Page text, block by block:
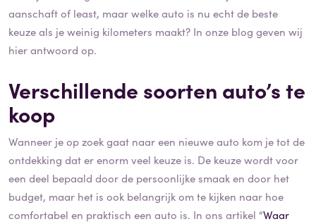
aanschaft of least, maar welke auto is nu echt de beste
keuze als je weinig kilometers maakt? In onze blog geven wij
hier antwoord op.
Verschillende soorten auto’s te
koop
Wanneer je op zoek gaat naar een nieuwe auto kom je tot de
ontdekking dat er enorm veel keuze is. De keuze wordt voor
een deel bepaald door de persoonlijke smaak en door het
budget, maar het is ook belangrijk om te kijken naar hoe
comfortabel en praktisch een auto is. In ons artikel “Waar